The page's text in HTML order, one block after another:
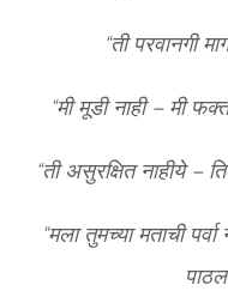
“ती परवानगी
“मी मूडी नाही – मी
“ती असुरक्षित नाहीये –
“मला तुमच्या मताची